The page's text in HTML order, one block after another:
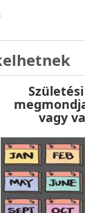
vagy